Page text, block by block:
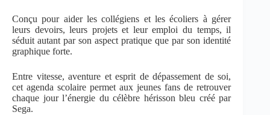
Conçu pour aider les collégiens et les écoliers à gérer
leurs devoirs, leurs projets et leur emploi du temps, il
séduit autant par son aspect pratique que par son identité
graphique forte.
Entre vitesse, aventure et esprit de dépassement de soi,
cet agenda scolaire permet aux jeunes fans de retrouver
chaque jour l’énergie du célèbre hérisson bleu créé par
Sega.